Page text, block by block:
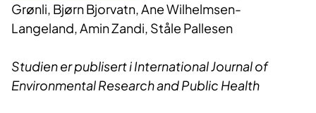
Grønli, Bjørn Bjorvatn, Ane Wilhelmsen-
Langeland, Amin Zandi, Ståle Pallesen
Studien er publisert i International Journal of
Environmental Research and Public Health